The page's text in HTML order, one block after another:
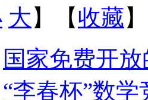
大 】【收藏
国家免费开
“李春杯”数